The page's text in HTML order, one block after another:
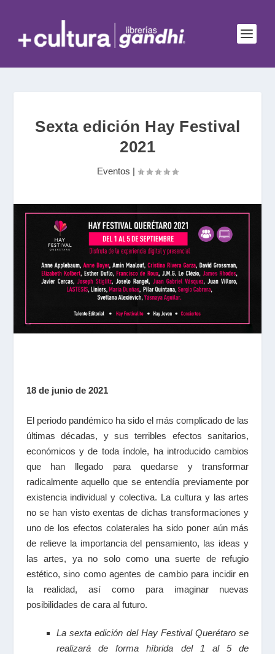
Sexta edición Hay Festival
2021
Eventos |
18 de junio de 2021
El periodo pandémico ha sido el más complicado de las
últimas décadas, y sus terribles efectos sanitarios,
económicos y de toda índole, ha introducido cambios
que han llegado para quedarse y transformar
radicalmente aquello que se entendía previamente por
existencia individual y colectiva. La cultura y las artes
no se han visto exentas de dichas transformaciones y
uno de los efectos colaterales ha sido poner aún más
de relieve la importancia del pensamiento, las ideas y
las artes, ya no solo como una suerte de refugio
estético, sino como agentes de cambio para incidir en
la realidad, así como para imaginar nuevas
posibilidades de cara al futuro.
La sexta edición del Hay Festival Querétaro se
realizará de forma híbrida del 1 al 5 de